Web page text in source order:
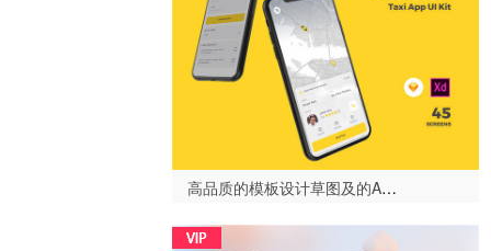
高品质的模板设计草图及的Adobe XD出租车移动应用程序，Cabbo - 出租车UI套件移动应用-设计996